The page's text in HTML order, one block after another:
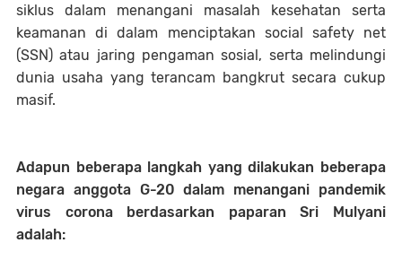
siklus dalam menangani masalah kesehatan serta
keamanan di dalam menciptakan social safety net
(SSN) atau jaring pengaman sosial, serta melindungi
dunia usaha yang terancam bangkrut secara cukup
masif.
Adapun beberapa langkah yang dilakukan beberapa
negara anggota G-20 dalam menangani pandemik
virus corona berdasarkan paparan Sri Mulyani
adalah: